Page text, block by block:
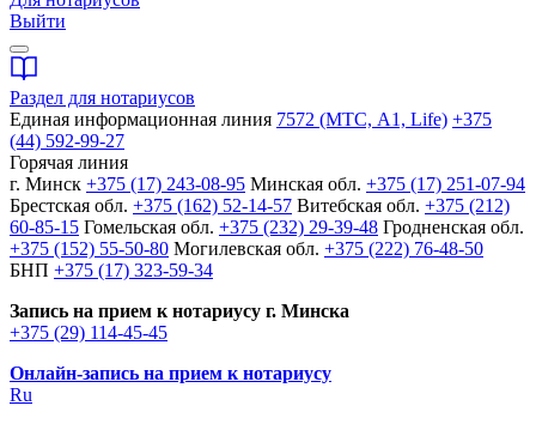
Выйти
Раздел для нотариусов
Единая информационная линия 7572 (МТС, A1, Life) +375
(44) 592-99-27
Горячая линия
г. Минск +375 (17) 243-08-95 Минская обл. +375 (17) 251-07-94
Брестская обл. +375 (162) 52-14-57 Витебская обл. +375 (212)
60-85-15 Гомельская обл. +375 (232) 29-39-48 Гродненская обл.
+375 (152) 55-50-80 Могилевская обл. +375 (222) 76-48-50
БНП +375 (17) 323-59-34
Запись на прием к нотариусу г. Минска
+375 (29) 114-45-45
Онлайн-запись на прием к нотариусу
Ru